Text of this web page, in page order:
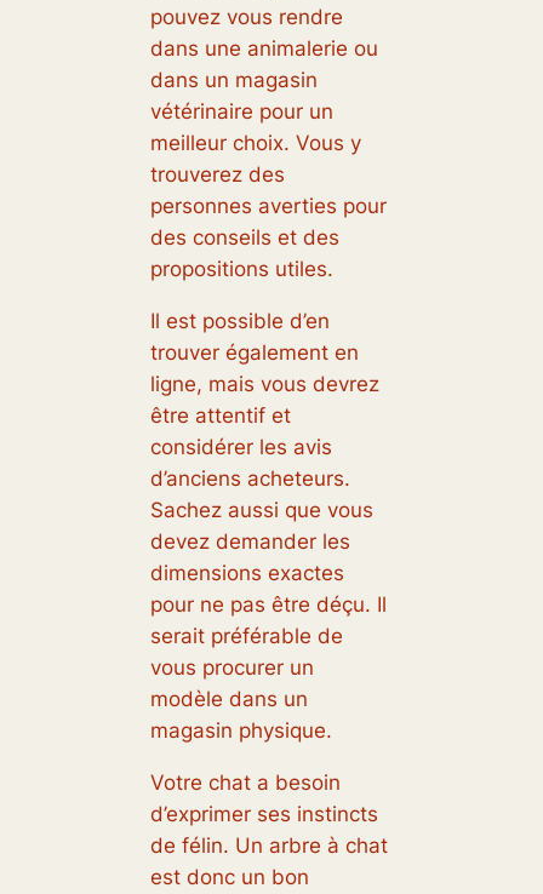
pouvez vous rendre
dans une animalerie ou
dans un magasin
vétérinaire pour un
meilleur choix. Vous y
trouverez des
personnes averties pour
des conseils et des
propositions utiles.
Il est possible d’en
trouver également en
ligne, mais vous devrez
être attentif et
considérer les avis
d’anciens acheteurs.
Sachez aussi que vous
devez demander les
dimensions exactes
pour ne pas être déçu. Il
serait préférable de
vous procurer un
modèle dans un
magasin physique.
Votre chat a besoin
d’exprimer ses instincts
de félin. Un arbre à chat
est donc un bon